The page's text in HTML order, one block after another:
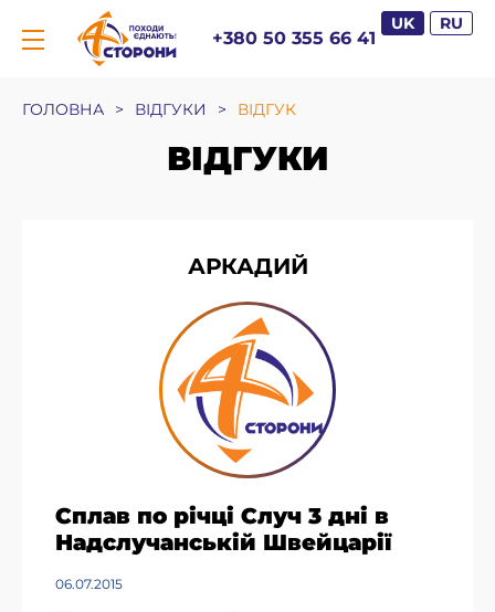
UK RU
+380 50 355 66 41
ГОЛОВНА > ВІДГУКИ > ВІДГУК
ВІДГУКИ
АРКАДИЙ
Сплав по річці Случ 3 дні в
Надслучанській Швейцарії
06.07.2015